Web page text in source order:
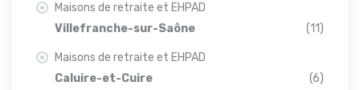
Maisons de retraite et EHPAD
Villefranche-sur-Saône
(11)
Maisons de retraite et EHPAD
Caluire-et-Cuire
(6)